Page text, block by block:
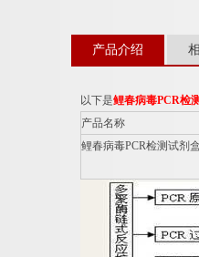
产品介绍
以下是鲤春病毒PCR检
产品名称
鲤春病毒PCR检测试剂